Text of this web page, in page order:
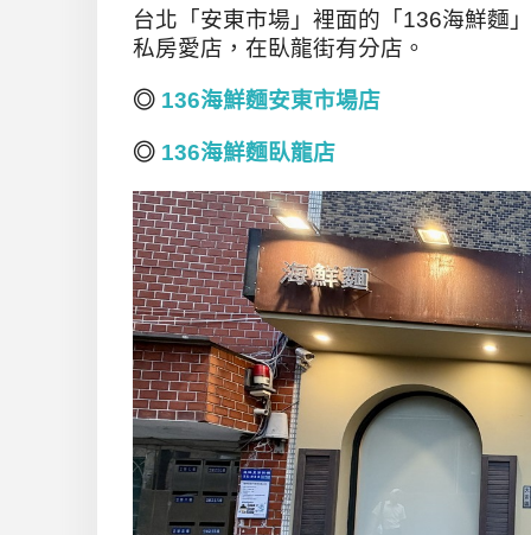
台北「安東市場」裡面的「136海鮮麵
私房愛店，在臥龍街有分店。
◎ 136海鮮麵安東市場店
◎ 136海鮮麵臥龍店